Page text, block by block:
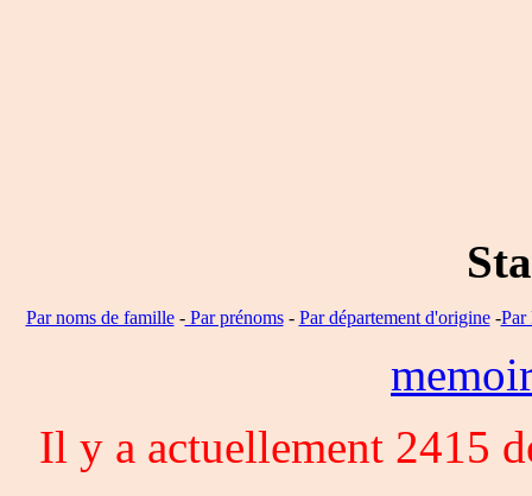
Par noms de famille-Par prénoms- Par département d'origine-Par
Il y a actuellement 2415